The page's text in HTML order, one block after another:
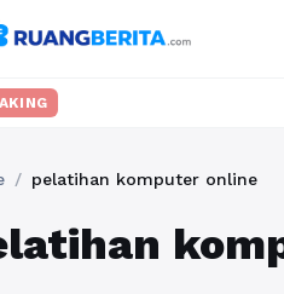
/ pelatihan komputer online